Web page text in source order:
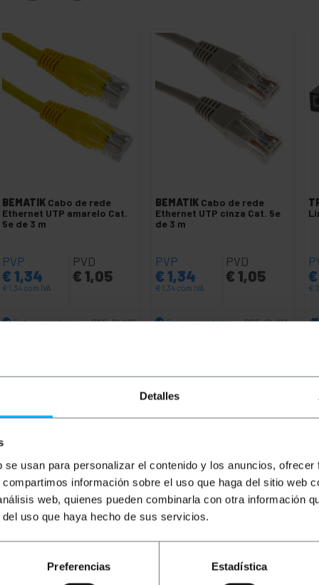
Detalles
usan para personalizar el contenido y los anuncios,
información sobre el uso que haga del sitio web
web, quienes pueden combinarla con otra información
uso que haya hecho de sus servicios.
Preferencias Estadística
BEMATIK Cabo de rede
Ethernet UTP amarelo Cat.
5e de 3 m
PVP
€ 1,34
€ 1,34 com IVA
PVD
€ 1,05
Entrega imediata REF: RL035
BEMATIK Cabo de rede
Ethernet UTP cinza Cat. 5e
de 3 m
PVP
€ 1,34
€ 1,34 com IVA
PVD
€ 1,05
Entrega imediata REF: RL055
€
€
5e UTP (Cat.5e) de 7,5 m e cor amarelo que permite
de PVC que funciona como isolante. Ideal para uso
que possuam conexão Ethernet como laptops,
em formato NAS e eletrônicos de rede, como